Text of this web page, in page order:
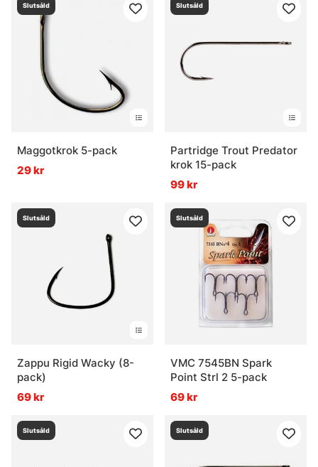
Slutsåld
Maggotkrok 5-pack
29 kr
Slutsåld
Partridge Trout Predator
krok 15-pack
99 kr
Slutsåld
Zappu Rigid Wacky (8-
pack)
69 kr
Slutsåld
VMC 7545BN Spark
Point Strl 2 5-pack
69 kr
Slutsåld Slutsåld